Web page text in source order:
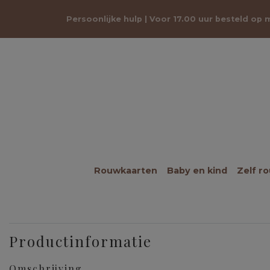
Persoonlijke hulp | Voor 17.00 uur besteld op
Rouwkaarten Baby en kind Zelf
Productinformatie